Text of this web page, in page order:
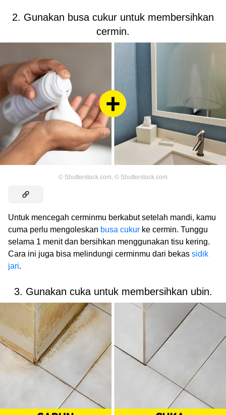
2. Gunakan busa cukur untuk membersihkan
cermin.
© Shutterstock.com, © Shutterstock.com
Untuk mencegah cerminmu berkabut setelah mandi, kamu
cuma perlu mengoleskan busa cukur ke cermin. Tunggu
selama 1 menit dan bersihkan menggunakan tisu kering.
Cara ini juga bisa melindungi cerminmu dari bekas sidik
jari.
3. Gunakan cuka untuk membersihkan ubin.